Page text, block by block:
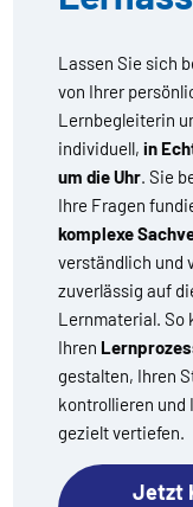
Lassen Sie sich
von Ihrer
Lernbegleiterin
individuell, in
um die Uhr. Sie
Ihre Fragen
komplexe
verständlich und
zuverlässig auf
Lernmaterial. So
Ihren
gestalten, Ihren
kontrollieren und
gezielt vertiefen.
Jetzt